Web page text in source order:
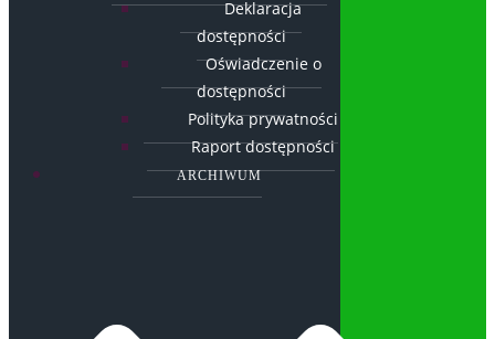
Deklaracja
dostępności
Oświadczenie o
dostępności
Polityka prywatności
Raport dostępności
ARCHIWUM